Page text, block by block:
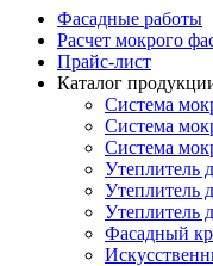
Фасадные работы
Расчет мокрого
Прайс-лист
Каталог
Система
Система
Система
Утеплитель
Утеплитель
Утеплитель
Фасадный